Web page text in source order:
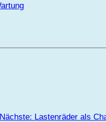
Nächste: Lastenräder als